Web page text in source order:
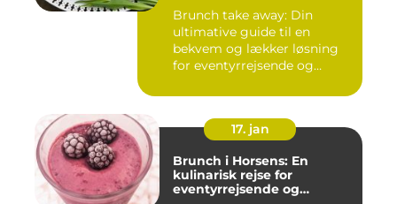
Brunch take away: Din
ultimative guide til en
bekvem og lækker løsning
for eventyrrejsende og
17. jan
Brunch i Horsens: En
kulinarisk rejse for
eventyrrejsende og